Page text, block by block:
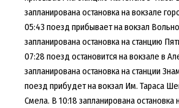
запланирована остановка на вокзале
05:43 поезд прибывает на вокзал
запланирована остановка на станцию
07:28 поезд остановится на вокзале в
запланирована остановка на станции
поезд прибудет на вокзал Им. Тараса
Смела. В 10:18 запланирована остановка